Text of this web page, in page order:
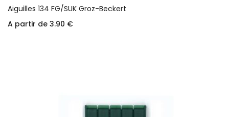
Aiguilles 134 FG/SUK Groz-Beckert
A partir de 3.90 €